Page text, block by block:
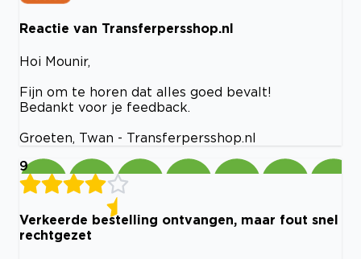
Reactie van Transferpersshop.nl
Hoi Mounir,
Fijn om te horen dat alles goed bevalt!
Bedankt voor je feedback.
Groeten, Twan - Transferpersshop.nl
9
Verkeerde bestelling ontvangen, maar fout snel
rechtgezet